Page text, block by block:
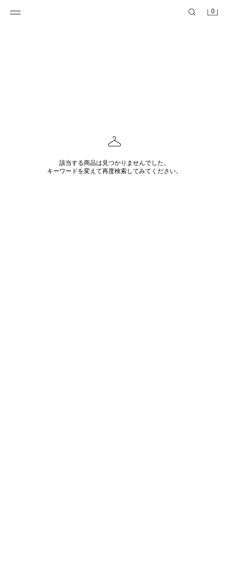
0
該当する商品は見つかりませんでした。
キーワードを変えて再度検索してみてください。